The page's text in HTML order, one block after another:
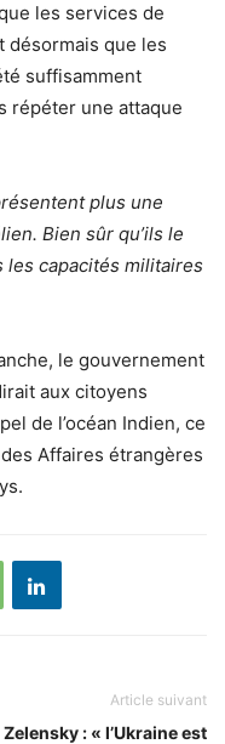
les services de
désormais que les
suffisamment
répéter une attaque
plus une
Bien sûr qu’ils le
les capacités militaires
le gouvernement
aux citoyens
de l’océan Indien, ce
Affaires étrangères
Article suivant
Zelensky : « l’Ukraine est